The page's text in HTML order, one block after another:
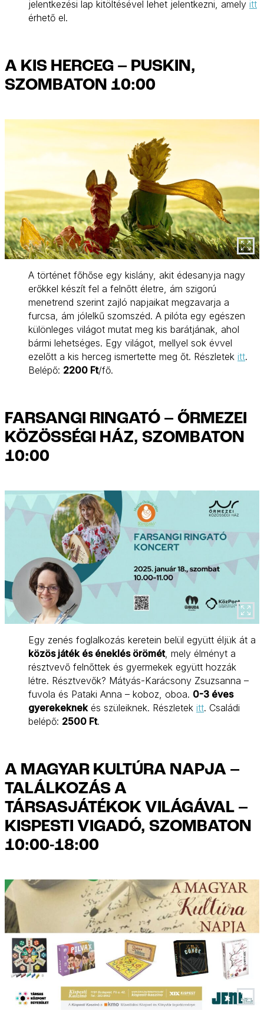
jelentkezési lap kitöltésével lehet jelentkezni, amely itt
érhető el.
A KIS HERCEG – PUSKIN,
SZOMBATON 10:00
A történet főhőse egy kislány, akit édesanyja nagy
erőkkel készít fel a felnőtt életre, ám szigorú
menetrend szerint zajló napjaikat megzavarja a
furcsa, ám jólelkű szomszéd. A pilóta egy egészen
különleges világot mutat meg kis barátjának, ahol
bármi lehetséges. Egy világot, mellyel sok évvel
ezelőtt a kis herceg ismertette meg őt. Részletek itt.
Belépő: 2200 Ft/fő.
FARSANGI RINGATÓ – ŐRMEZEI
KÖZÖSSÉGI HÁZ, SZOMBATON
10:00
Egy zenés foglalkozás keretein belül együtt éljük át a
közös játék és éneklés örömét, mely élményt a
résztvevő felnőttek és gyermekek együtt hozzák
létre. Résztvevők? Mátyás-Karácsony Zsuzsanna –
fuvola és Pataki Anna – koboz, oboa. 0-3 éves
gyerekeknekés szüleiknek. Részletek itt. Családi
belépő: 2500 Ft.
A MAGYAR KULTÚRA NAPJA –
TALÁLKOZÁS A
TÁRSASJÁTÉKOK VILÁGÁVAL –
KISPESTI VIGADÓ, SZOMBATON
10:00-18:00